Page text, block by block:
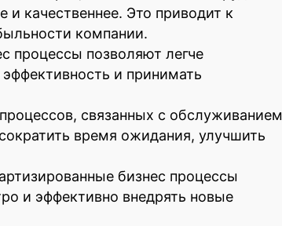
и качественнее. Это приводит к
компании.
процессы позволяют легче
и принимать
связанных с обслуживанием
время ожидания, улучшить
бизнес процессы
и эффективно внедрять новые